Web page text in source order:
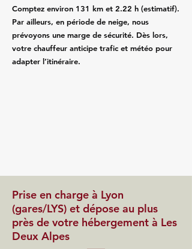
Comptez environ 131 km et 2.22 h (estimatif).
Par ailleurs, en période de neige, nous
prévoyons une marge de sécurité. Dès lors,
votre chauffeur anticipe trafic et météo pour
adapter l’itinéraire.
Prise en charge à Lyon
(gares/LYS) et dépose au plus
près de votre hébergement à Les
Deux Alpes